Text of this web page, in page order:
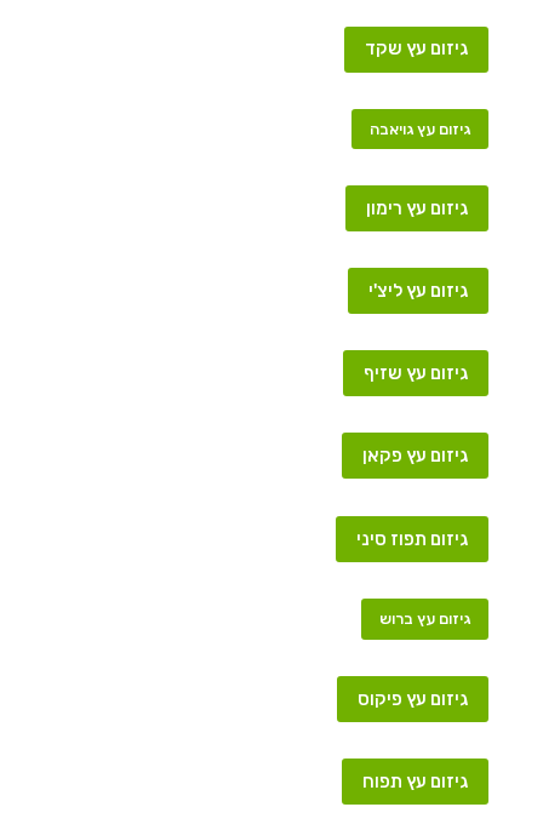
גיזום עץ שקד
גיזום עץ גויאבה
גיזום עץ רימון
גיזום עץ ליצ'י
גיזום עץ שזיף
גיזום עץ פקאן
גיזום תפוז סיני
גיזום עץ ברוש
גיזום עץ פיקוס
גיזום עץ תפוח